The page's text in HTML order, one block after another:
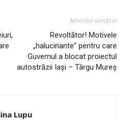
Articolul următor
Revoltător! Motivele
„halucinante” pentru care
Guvernul a blocat proiectul
autostrăzii Iași – Târgu Mureș
Lupu